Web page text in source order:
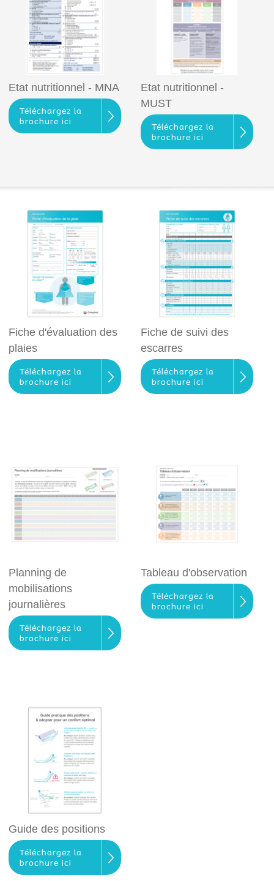
Etat nutritionnel - MNA
Téléchargez la
brochure ici
Etat nutritionnel -
MUST
Téléchargez la
brochure ici
Fiche d'évaluation des
plaies
Téléchargez la
brochure ici
Fiche de suivi des
escarres
Téléchargez la
brochure ici
Planning de
mobilisations
journalières
Téléchargez la
brochure ici
Tableau d'observation
Téléchargez la
brochure ici
Guide des positions
Téléchargez la
brochure ici